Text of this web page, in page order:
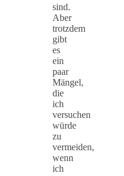
sind.
Aber
trotzdem
gibt
es
ein
paar
Mängel,
die
ich
versuchen
würde
zu
vermeiden,
wenn
ich